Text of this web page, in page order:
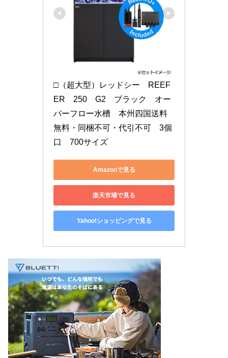
□（超大型）レッドシー　REEF
ER　250　G2　ブラック　オー
バーフロー水槽　本州四国送料
無料・同梱不可・代引不可　3個
口　700サイズ
Amazonで見る
楽天市場で見る
Yahoo!ショッピングで見る